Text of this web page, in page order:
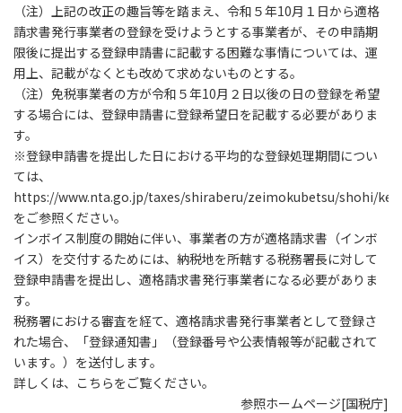
（注）上記の改正の趣旨等を踏まえ、令和５年10月１日から適格
請求書発行事業者の登録を受けようとする事業者が、その申請期
限後に提出する登録申請書に記載する困難な事情については、運
用上、記載がなくとも改めて求めないものとする。
（注）免税事業者の方が令和５年10月２日以後の日の登録を希望
する場合には、登録申請書に登録希望日を記載する必要がありま
す。
※登録申請書を提出した日における平均的な登録処理期間につい
ては、
https://www.nta.go.jp/taxes/shiraberu/zeimokubetsu/shohi/
をご参照ください。
インボイス制度の開始に伴い、事業者の方が適格請求書（インボ
イス）を交付するためには、納税地を所轄する税務署長に対して
登録申請書を提出し、適格請求書発行事業者になる必要がありま
す。
税務署における審査を経て、適格請求書発行事業者として登録さ
れた場合、「登録通知書」（登録番号や公表情報等が記載されて
います。）を送付します。
詳しくは、こちらをご覧ください。
参照ホームページ[国税庁]